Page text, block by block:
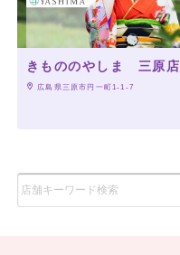
きもののやしま 三原店
広島県三原市円一町1-1-7